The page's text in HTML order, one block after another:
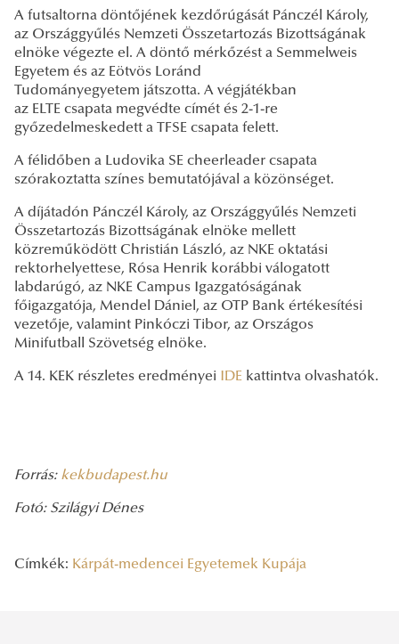
A futsaltorna döntőjének kezdőrúgását Pánczél Károly,
az Országgyűlés Nemzeti Összetartozás Bizottságának
elnöke végezte el. A döntő mérkőzést a Semmelweis
Egyetem és az Eötvös Loránd
Tudományegyetem játszotta. A végjátékban
az ELTE csapata megvédte címét és 2-1-re
győzedelmeskedett a TFSE csapata felett.
A félidőben a Ludovika SE cheerleader csapata
szórakoztatta színes bemutatójával a közönséget.
A díjátadón Pánczél Károly, az Országgyűlés Nemzeti
Összetartozás Bizottságának elnöke mellett
közreműködött Christián László, az NKE oktatási
rektorhelyettese, Rósa Henrik korábbi válogatott
labdarúgó, az NKE Campus Igazgatóságának
főigazgatója, Mendel Dániel, az OTP Bank értékesítési
vezetője, valamint Pinkóczi Tibor, az Országos
Minifutball Szövetség elnöke.
A 14. KEK részletes eredményei IDE kattintva olvashatók.
Forrás: kekbudapest.hu
Fotó: Szilágyi Dénes
Címkék: Kárpát-medencei Egyetemek Kupája